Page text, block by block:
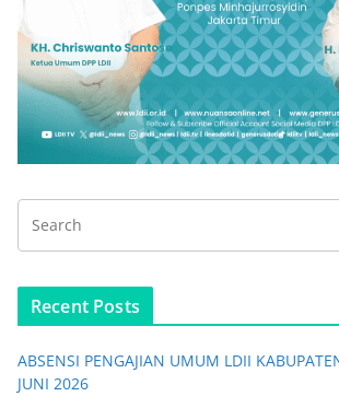
Recent Posts
ABSENSI PENGAJIAN UMUM LDII
JUNI 2026